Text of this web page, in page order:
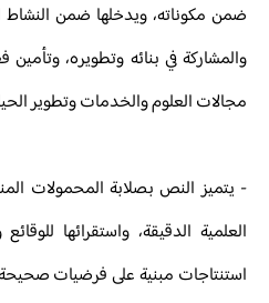
ضمن مكوناته، ويدخلها ضمن النشاط
والمشاركة في بنائه وتطويره، وتأمين
مجالات العلوم والخدمات وتطوير
- يتميز النص بصلابة المحمولات
العلمية الدقيقة، واستقرائها
استنتاجات مبنية على فرضيات